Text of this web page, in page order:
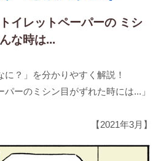
イレットペーパーの ミシ
な時は...
？」を分かりやすく解説！
ーのミシン目がずれた時には...」
【2021年3月】